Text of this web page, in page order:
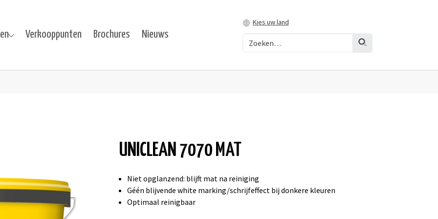
for "Projecten"
Verkooppunten Brochures Nieuws
Kies uw land
UNICLEAN 7070 MAT
Niet opglanzend: blijft mat na reiniging
Géén blijvende white marking/schrijfeffect bij donkere kleuren
Optimaal reinigbaar